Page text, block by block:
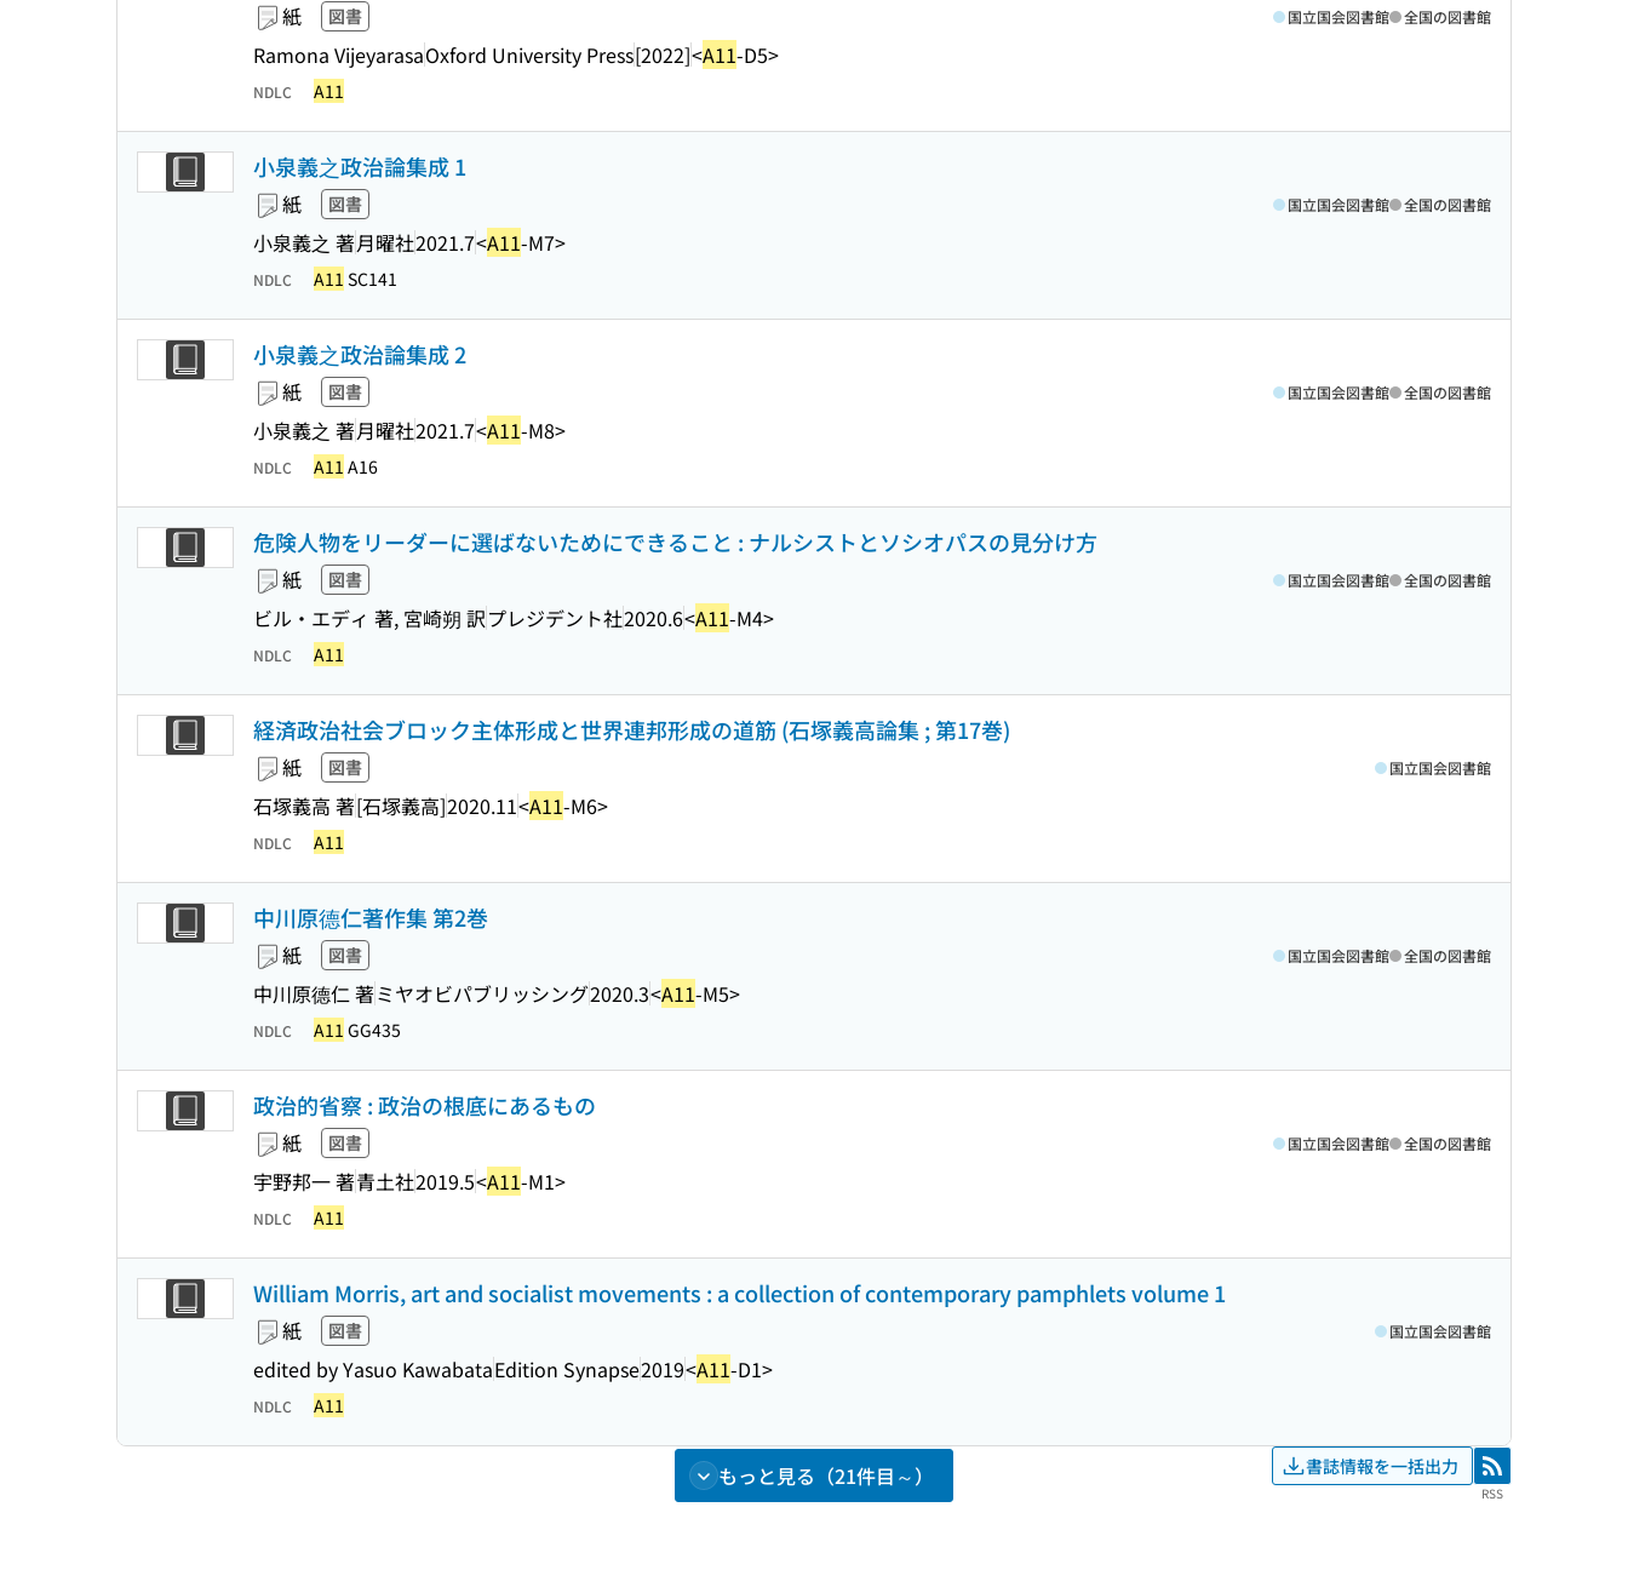
紙 図書
Ramona VijeyarasaOxford University Press[2022]<A11-D5>
国立国会図書館 全国の図書館
NDLC A11
小泉義之政治論集成 1
紙 図書
小泉義之 著月曜社2021.7<A11-M7>
国立国会図書館 全国の図書館
NDLC A11 SC141
小泉義之政治論集成 2
紙 図書
小泉義之 著月曜社2021.7<A11-M8>
国立国会図書館 全国の図書館
NDLC A11 A16
危険人物をリーダーに選ばないためにできること : ナルシストとソシオパスの見分け方
紙 図書
ビル・エディ 著, 宮崎朔 訳プレジデント社2020.6<A11-M4>
国立国会図書館 全国の図書館
NDLC A11
経済政治社会ブロック主体形成と世界連邦形成の道筋 (石塚義高論集 ; 第17巻)
紙 図書
石塚義高 著[石塚義高]2020.11<A11-M6>
国立国会図書館
NDLC A11
中川原德仁著作集 第2巻
紙 図書
中川原德仁 著ミヤオビパブリッシング2020.3<A11-M5>
国立国会図書館 全国の図書館
NDLC A11 GG435
政治的省察 : 政治の根底にあるもの
紙 図書
宇野邦一 著青土社2019.5<A11-M1>
国立国会図書館 全国の図書館
NDLC A11
William Morris, art and socialist movements : a collection of contemporary pamphlets volume 1
紙 図書
edited by Yasuo KawabataEdition Synapse2019<A11-D1>
国立国会図書館
NDLC A11
もっと見る（21件目～） 書誌情報を一括出力 RSS
RSS